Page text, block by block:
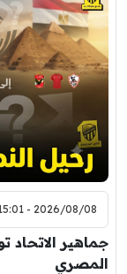
2026/08/08 - 15:01
جماهير الاتحاد
المصري